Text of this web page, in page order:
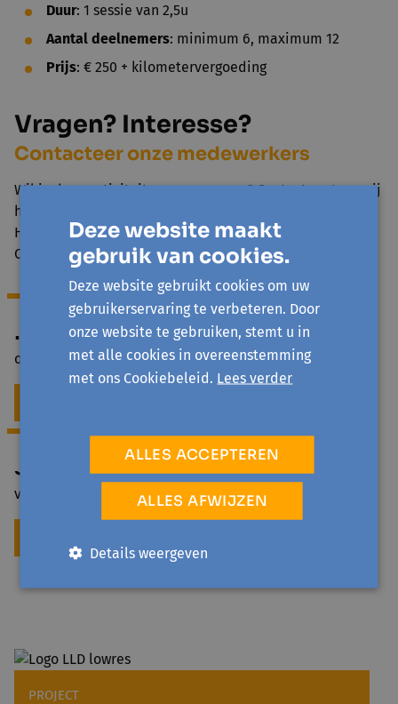
Duur: 1 sessie van 2,5u
Aantal deelnemers: minimum 6, maximum 12
Prijs: € 250 + kilometervergoeding
Vragen? Interesse?
Contacteer onze medewerkers
Wil je deze activiteit programmeren? Contacteer Inge, zij
helpt je verder.
Heb je vragen over de inhoud van de activiteit?
Contacteer de vormingswerker.
Inge Schops
onthaal en administratie
Sam Stefani
vormingswerker
PROJECT
Deze website maakt
gebruik van cookies.
Deze website gebruikt cookies om uw
gebruikerservaring te verbeteren. Door
onze website te gebruiken, stemt u in
met alle cookies in overeenstemming
met ons Cookiebeleid. Lees verder
ALLES ACCEPTEREN
ALLES AFWIJZEN
Details weergeven